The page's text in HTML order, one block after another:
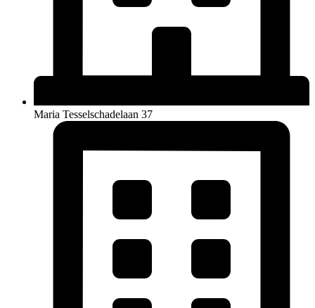
Maria Tesselschadelaan 37